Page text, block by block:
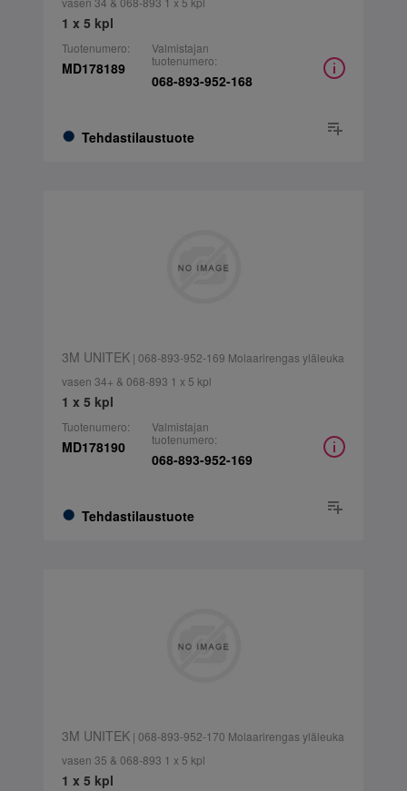
1 x 5 kpl
Tuotenumero:
MD178189
Tehdastilaustuote
Valmistajan
tuotenumero:
068-893-952-168
3M UNITEK| 068-893-952-169 Molaarirengas yläleuka
vasen 34+ & 068-893 1 x 5 kpl
1 x 5 kpl
Tuotenumero:
MD178190
Tehdastilaustuote
Valmistajan
tuotenumero:
068-893-952-169
3M UNITEK| 068-893-952-170 Molaarirengas yläleuka
vasen 35 & 068-893 1 x 5 kpl
1 x 5 kpl